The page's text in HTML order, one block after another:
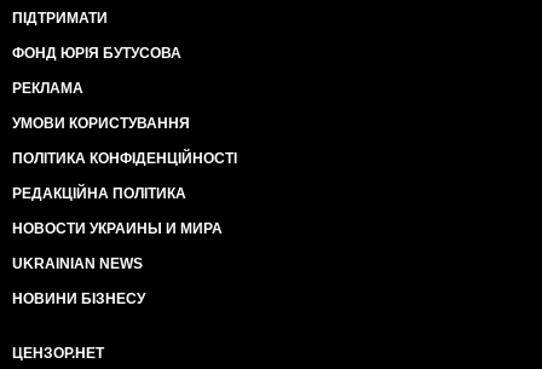
ПІДТРИМАТИ
ФОНД ЮРІЯ БУТУСОВА
РЕКЛАМА
УМОВИ КОРИСТУВАННЯ
ПОЛІТИКА КОНФІДЕНЦІЙНОСТІ
РЕДАКЦІЙНА ПОЛІТИКА
НОВОСТИ УКРАИНЫ И МИРА
UKRAINIAN NEWS
НОВИНИ БІЗНЕСУ
ЦЕНЗОР.НЕТ